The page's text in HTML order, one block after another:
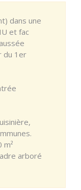
dans une
et fac
du 1er
m²
arboré